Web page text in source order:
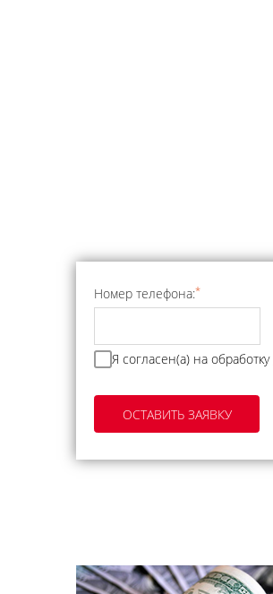
Номер телефона:*
Я согласен(а) на обработку